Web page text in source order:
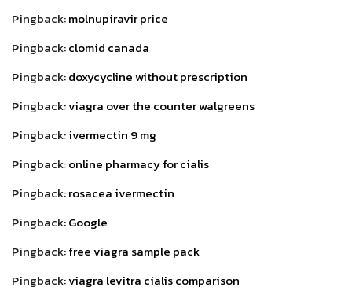
Pingback:molnupiravir price
Pingback:clomid canada
Pingback:doxycycline without prescription
Pingback:viagra over the counter walgreens
Pingback:ivermectin 9 mg
Pingback:online pharmacy for cialis
Pingback:rosacea ivermectin
Pingback:Google
Pingback:free viagra sample pack
Pingback:viagra levitra cialis comparison